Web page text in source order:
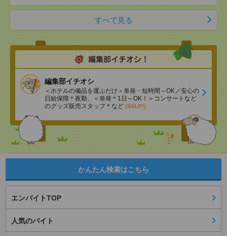
すべて見る
編集部イチオシ
＜ホテルの備品を運ぶだけ＞単発・短時間～OK／安心の
日給保障＊夜勤、＜単発＊1日～OK！＞コンサートなど
のグッズ販売スタッフ＊など (8/6UP!)
かんたん検索はこちら
エンバイトTOP
人気のバイト